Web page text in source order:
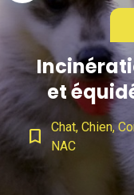
et
bookmark_border
Chat, Chien,
NAC